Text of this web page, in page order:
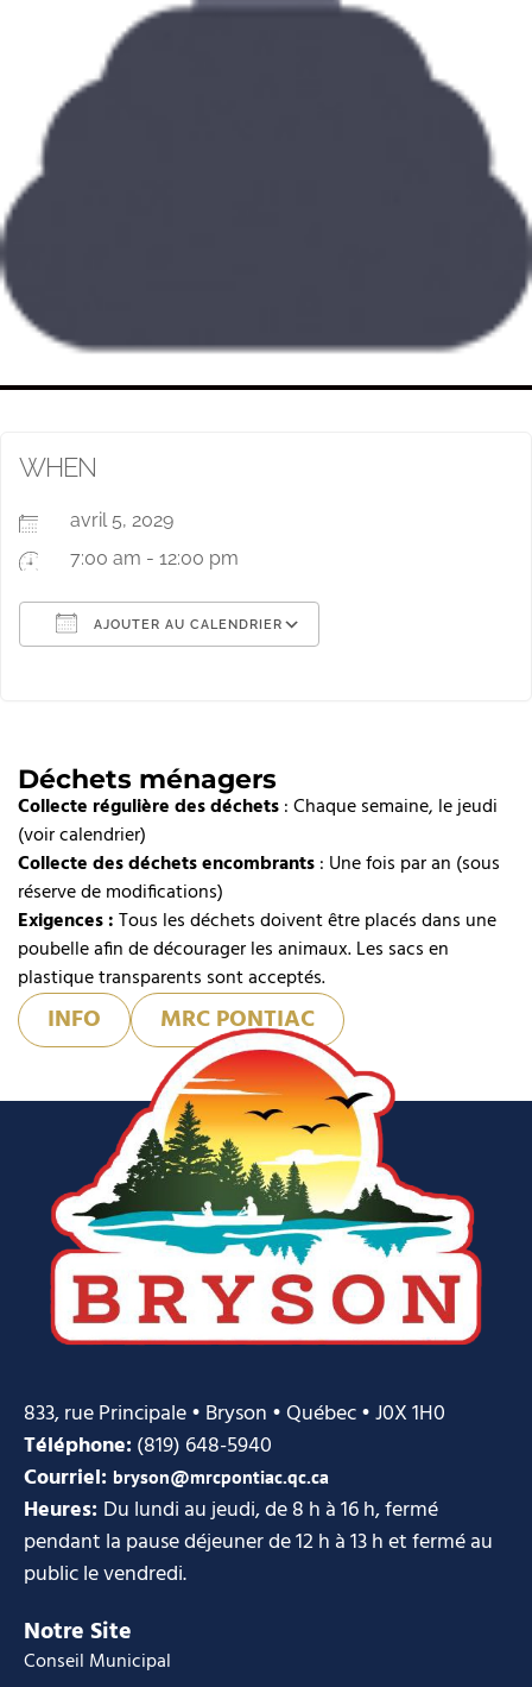
Déchets ménagers
Collecte régulière des déchets: Chaque semaine, le jeudi
(voir calendrier)
Collecte des déchets encombrants: Une fois par an (sous
réserve de modifications)
Exigences :Tous les déchets doivent être placés dans une
poubelle afin de décourager les animaux. Les sacs en
plastique transparents sont acceptés.
INFO MRC PONTIAC
WHEN
avril 5, 2029
7:00 am - 12:00 pm
AJOUTER AU CALENDRIER
iCalendar
Office 365
Outlook Live
833, rue Principale • Bryson • Québec • J0X 1H0
Téléphone:(819) 648-5940
Courriel: bryson@mrcpontiac.qc.ca
Heures: Du lundi au jeudi, de 8 h à 16 h, fermé
pendant la pause déjeuner de 12 h à 13 h et fermé au
public le vendredi.
Notre Site
Conseil Municipal